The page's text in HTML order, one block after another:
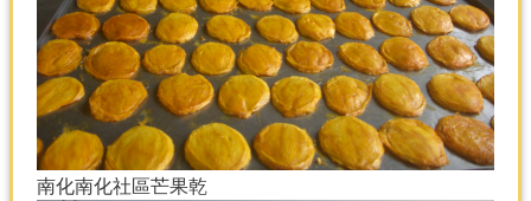
南化南化社區芒果乾